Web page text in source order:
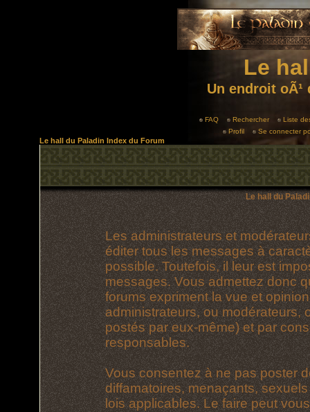
Le
Un endroit
FAQ Rechercher
Liste
Profil
Se connecter
Le hall du Paladin Index du Forum
Le hall du
Les administrateurs et
éditer tous les messages à
possible. Toutefois, il leur est
messages. Vous admettez donc
forums expriment la vue et
administrateurs, ou modérateurs,
postés par eux-même) et par
responsables.
Vous consentez à ne pas poster
diffamatoires, menaçants,
lois applicables. Le faire peut